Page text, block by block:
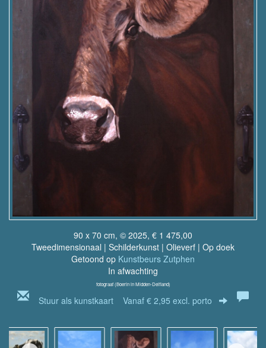
90 x 70 cm, © 2025, € 1 475,00
Tweedimensionaal | Schilderkunst | Olieverf | Op doek
Getoond op Kunstbeurs Zutphen
In afwachting
fotograaf (Boerin in Midden-Delfland)
Stuur als kunstkaart Vanaf € 2,95 excl. porto